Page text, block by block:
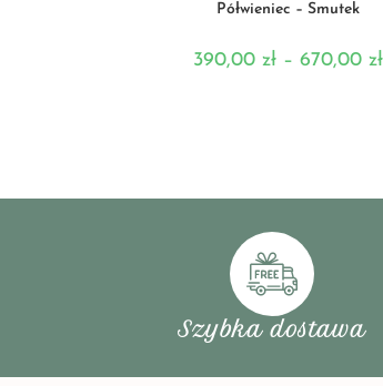
Półwieniec – Smutek
390,00 zł – 670,00 zł
Szybka dostawa